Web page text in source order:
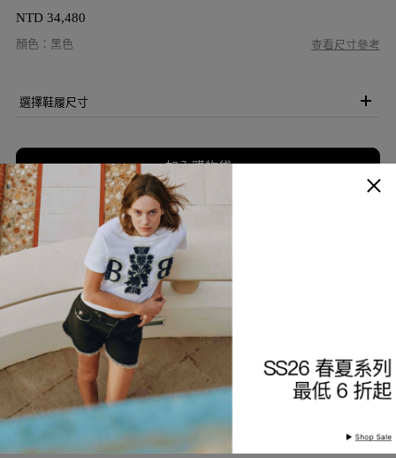
NTD 34,480
顏色 ： 黑色 查看尺寸參考
選擇鞋履尺寸
加入購物袋
加入願望清單
商品描述
細節與保養
查看分店庫存
9226861229-99